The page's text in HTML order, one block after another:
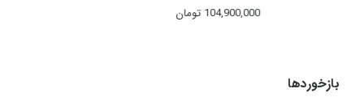
104,900,000تومان
بازخوردها